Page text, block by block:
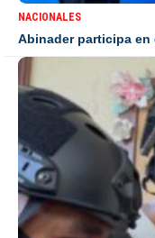
NACIONALES
Abinader participa en